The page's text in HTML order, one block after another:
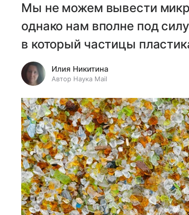
Мы не можем вывести
однако нам вполне под
в который частицы
Илия Никитина
Автор Наука Mail